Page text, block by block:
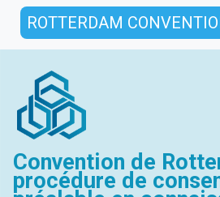
ROTTERDAM
Convention de
procédure de